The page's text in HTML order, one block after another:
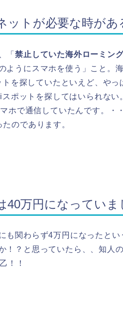
ットが必要な時があ
「禁止していた海外ローミン
ようにスマホを使う」こと。
を探していたといえど、やっ
ポットを探してはいられない
ホで通信していたんです。・
のであります。
40万円になっていま
も関わらず4万円になったとい
！？と思っていたら、、知人
！！